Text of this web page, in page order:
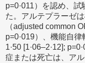
p=0·011）を認め、
た。アルテプラーゼ
（adjusted common
p=0·019）、機能自
1·50 [1·06–2·12];
症または死亡は、ア